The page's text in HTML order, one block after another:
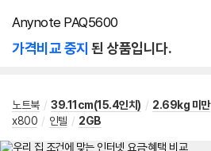
Anynote PAQ5600
가격비교 중지 된 상품입니다.
노트북 / 39.11cm(15.4인치) / 2.69kg 미만
x800 / 인텔 / 2GB